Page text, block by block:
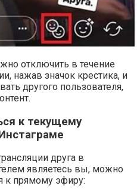
отключить в течение
нажав значок крестика, и
другого пользователя,
к текущему
друга в
являетесь вы, можно
к прямому эфиру: